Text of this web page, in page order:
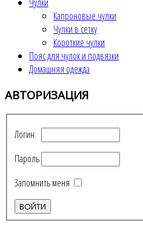
Капроновые чулки
Чулки в сетку
Короткие чулки
Пояс для чулок и подвязки
Домашняя одежда
АВТОРИЗАЦИЯ
Логин
Пароль
Запомнить меня